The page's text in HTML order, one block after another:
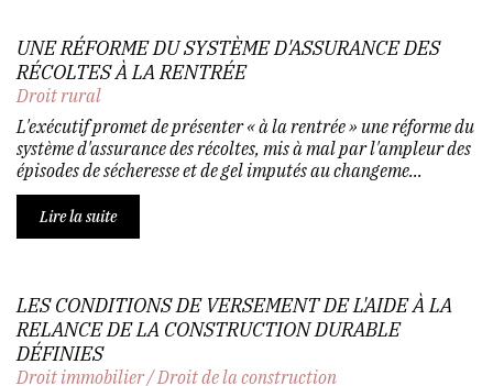
UNE RÉFORME DU SYSTÈME D'ASSURANCE DES
RÉCOLTES À LA RENTRÉE
Droit rural
L'exécutif promet de présenter « à la rentrée » une réforme du
système d'assurance des récoltes, mis à mal par l'ampleur des
épisodes de sécheresse et de gel imputés au changeme...
Lire la suite
LES CONDITIONS DE VERSEMENT DE L'AIDE À LA
RELANCE DE LA CONSTRUCTION DURABLE
DÉFINIES
Droit immobilier/Droit de la construction